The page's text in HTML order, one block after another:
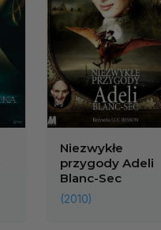
Niezwykłe
przygody Adeli
Blanc-Sec
(2010)